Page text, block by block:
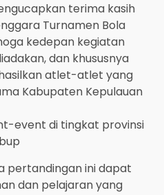
terima kasih
Turnamen Bola
kedepan kegiatan
dan khususnya
atlet-atlet yang
Kabupaten Kepulauan
event di tingkat provinsi
pertandingan ini dapat
dan pelajaran yang